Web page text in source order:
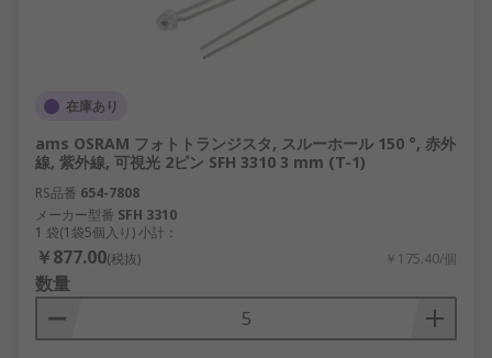
在庫あり
ams OSRAM フォトトランジスタ, スルーホール 150 °, 赤外
線, 紫外線, 可視光 2ピン SFH 3310 3 mm (T-1)
RS品番 654-7808
メーカー型番 SFH 3310
1 袋(1袋5個入り) 小計：
￥877.00(税抜) ￥175.40/個
数量